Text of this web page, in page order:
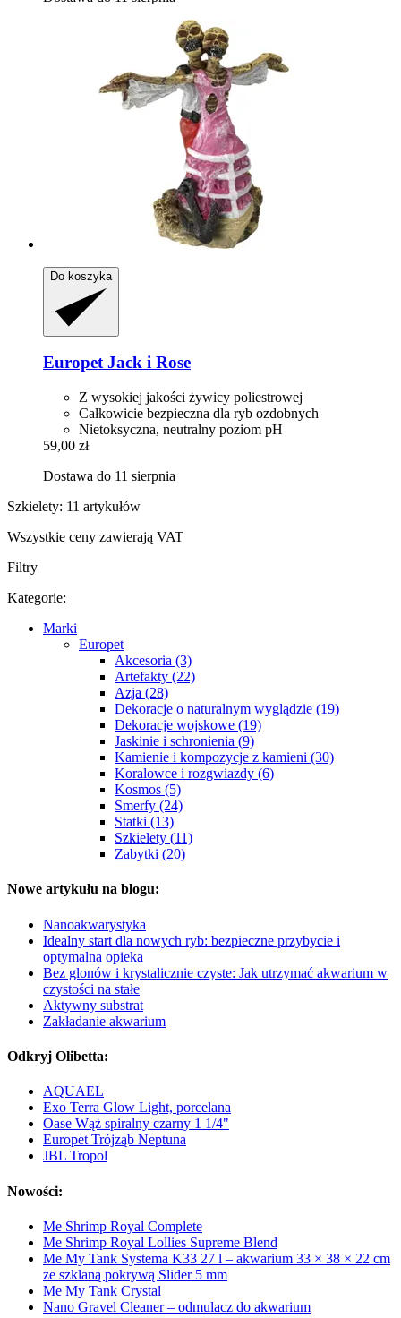
Do koszyka
EuropetJack i Rose
Z wysokiej jakości żywicy poliestrowej
Całkowicie bezpieczna dla ryb ozdobnych
Nietoksyczna, neutralny poziom pH
59,00 zł
Dostawa do 11 sierpnia
Szkielety: 11 artykułów
Wszystkie ceny zawierają VAT
Filtry
Kategorie:
Marki
Europet
Akcesoria (3)
Artefakty (22)
Azja (28)
Dekoracje o naturalnym wyglądzie (19)
Dekoracje wojskowe (19)
Jaskinie i schronienia (9)
Kamienie i kompozycje z kamieni (30)
Koralowce i rozgwiazdy (6)
Kosmos (5)
Smerfy (24)
Statki (13)
Szkielety (11)
Zabytki (20)
Nowe artykułu na blogu:
Nanoakwarystyka
Idealny start dla nowych ryb: bezpieczne przybycie i
optymalna opieka
Bez glonów i krystalicznie czyste: Jak utrzymać akwarium w
czystości na stałe
Aktywny substrat
Zakładanie akwarium
Odkryj Olibetta:
AQUAEL
Exo Terra Glow Light, porcelana
Oase Wąż spiralny czarny 1 1/4"
Europet Trójząb Neptuna
JBL Tropol
Nowości:
Me Shrimp Royal Complete
Me Shrimp Royal Lollies Supreme Blend
Me My Tank Systema K33 27 l – akwarium 33 × 38 × 22 cm
ze szklaną pokrywą Slider 5 mm
Me My Tank Crystal
Nano Gravel Cleaner – odmulacz do akwarium